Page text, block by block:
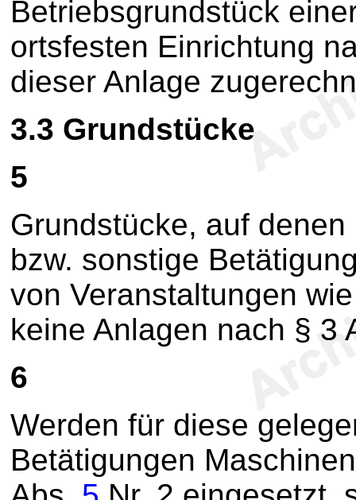
Betriebsgrundstück
ortsfesten Einrichtung
dieser Anlage
3.3 Grundstücke
5
Grundstücke, auf
bzw. sonstige
von Veranstaltungen
keine Anlagen nach § 3
6
Werden für diese
Betätigungen